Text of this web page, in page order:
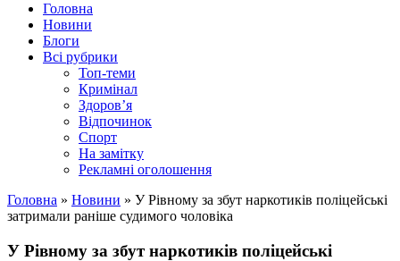
Головна
Новини
Блоги
Всі рубрики
Топ-теми
Кримінал
Здоров’я
Відпочинок
Спорт
На замітку
Рекламні оголошення
Головна » Новини » У Рівному за збут наркотиків поліцейські
затримали раніше судимого чоловіка
У Рівному за збут наркотиків поліцейські